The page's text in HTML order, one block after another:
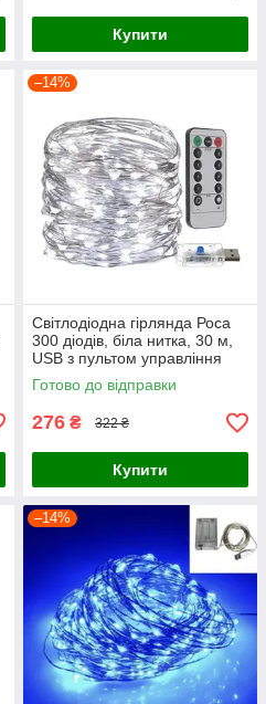
Купити
–14%
Світлодіодна гірлянда Роса
300 діодів, біла нитка, 30 м,
USB з пультом управління
Готово до відправки
276 ₴ 322 ₴
Купити
–14%